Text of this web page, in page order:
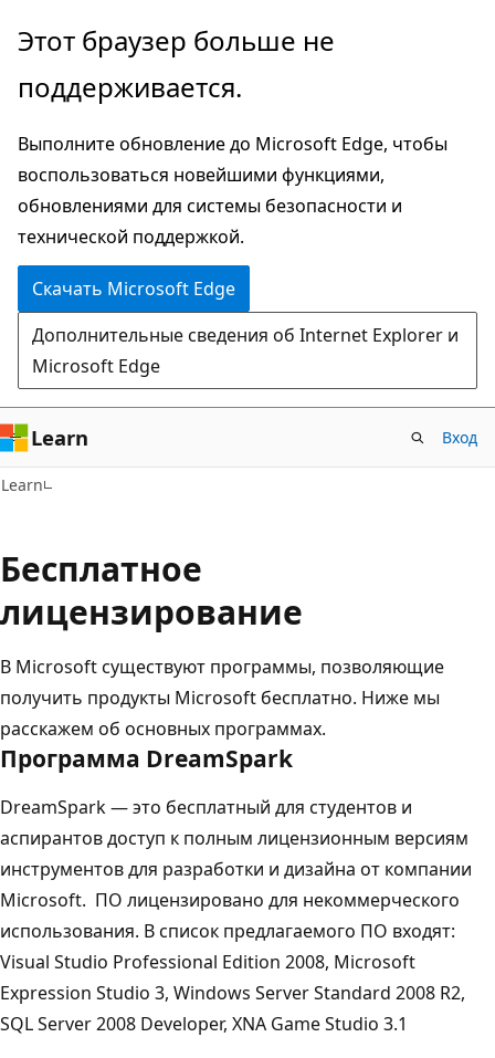
Пропустить
перейти
основному
содержимому
Этот браузер больше не
поддерживается.
Выполните обновление до Microsoft Edge, чтобы
воспользоваться новейшими функциями,
обновлениями для системы безопасности и
технической поддержкой.
Скачать Microsoft Edge
Дополнительные сведения об Internet Explorer и
Microsoft Edge
Learn Вход
Learn
Бесплатное
лицензирование
В Microsoft существуют программы, позволяющие
получить продукты Microsoft бесплатно. Ниже мы
расскажем об основных программах.
Программа DreamSpark
DreamSpark — это бесплатный для студентов и
аспирантов доступ к полным лицензионным версиям
инструментов для разработки и дизайна от компании
Microsoft. ПО лицензировано для некоммерческого
использования. В список предлагаемого ПО входят:
Visual Studio Professional Edition 2008, Microsoft
Expression Studio 3, Windows Server Standard 2008 R2,
SQL Server 2008 Developer, XNA Game Studio 3.1